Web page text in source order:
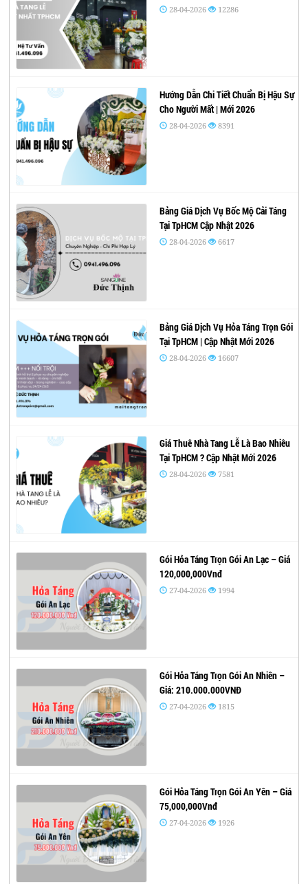
28-04-2026 12286
Hướng Dẫn Chi Tiết Chuẩn Bị Hậu Sự
Cho Người Mất | Mới 2026
28-04-2026 8391
Bảng Giá Dịch Vụ Bốc Mộ Cải Táng
Tại TpHCM Cập Nhật 2026
28-04-2026 6617
Bảng Giá Dịch Vụ Hỏa Táng Trọn Gói
Tại TpHCM | Cập Nhật Mới 2026
28-04-2026 16607
Giá Thuê Nhà Tang Lễ Là Bao Nhiêu
Tại TpHCM ? Cập Nhật Mới 2026
28-04-2026 7581
Gói Hỏa Táng Trọn Gói An Lạc – Giá
120,000,000Vnđ
27-04-2026 1994
Gói Hỏa Táng Trọn Gói An Nhiên –
Giá: 210.000.000VNĐ
27-04-2026 1815
Gói Hỏa Táng Trọn Gói An Yên – Giá
75,000,000Vnđ
27-04-2026 1926